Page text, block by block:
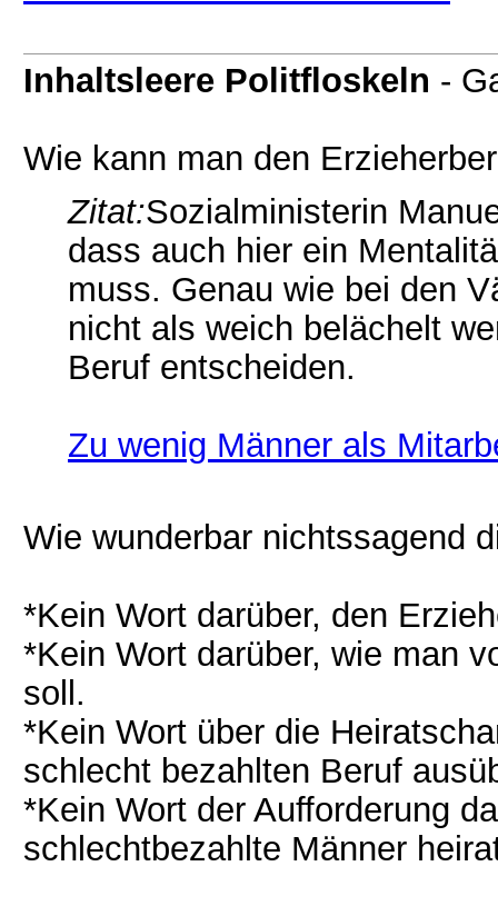
Inhaltsleere Politfloskeln -
Wie kann man den
Zitat:Sozialministerin
dass auch hier ein
muss. Genau wie bei den
nicht als weich belächelt
Beruf entscheiden.
Zu wenig Männer als
Wie wunderbar nichtssagend
*Kein Wort darüber, den
*Kein Wort darüber, wie man
soll.
*Kein Wort über die
schlecht bezahlten Beruf
*Kein Wort der Aufforderung
schlechtbezahlte Männer